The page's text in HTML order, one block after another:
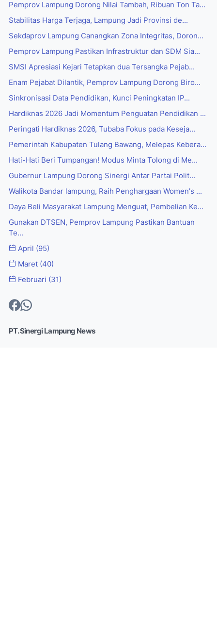
Pemprov Lampung Dorong Nilai Tambah, Ribuan Ton Ta...
Stabilitas Harga Terjaga, Lampung Jadi Provinsi de...
Sekdaprov Lampung Canangkan Zona Integritas, Doron...
Pemprov Lampung Pastikan Infrastruktur dan SDM Sia...
SMSI Apresiasi Kejari Tetapkan dua Tersangka Pejab...
Enam Pejabat Dilantik, Pemprov Lampung Dorong Biro...
Sinkronisasi Data Pendidikan, Kunci Peningkatan IP...
Hardiknas 2026 Jadi Momentum Penguatan Pendidikan ...
Peringati Hardiknas 2026, Tubaba Fokus pada Keseja...
Pemerintah Kabupaten Tulang Bawang, Melepas Kebera...
Hati-Hati Beri Tumpangan! Modus Minta Tolong di Me...
Gubernur Lampung Dorong Sinergi Antar Partai Polit...
Walikota Bandar lampung, Raih Penghargaan Women's ...
Daya Beli Masyarakat Lampung Menguat, Pembelian Ke...
Gunakan DTSEN, Pemprov Lampung Pastikan Bantuan
Te...
April (95)
Maret (40)
Februari (31)
PT. Sinergi Lampung News